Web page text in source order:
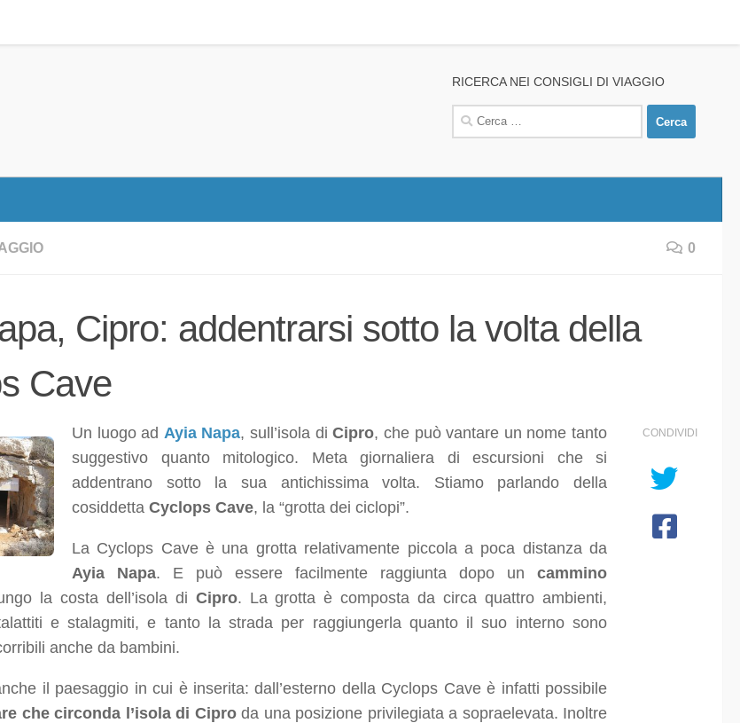
RICERCA NEI CONSIGLI DI VIAGGIO
Ricerca
per:
0
Cipro: addentrarsi sotto la volta della
Cave
Un luogo ad Ayia Napa, sull’isola diCipro, che può vantare un nome tanto
suggestivo quanto mitologico. Meta giornaliera di escursioni che si
addentrano sotto la sua antichissima volta. Stiamo parlando della
cosiddetta Cyclops Cave, la “grotta dei ciclopi”.
La Cyclops Cave è una grotta relativamente piccola a poca distanza da
Ayia Napa. E può essere facilmente raggiunta dopo un cammino
la costa dell’isola di Cipro. La grotta è composta da circa quattro ambienti,
e stalagmiti, e tanto la strada per raggiungerla quanto il suo interno sono
anche da bambini.
il paesaggio in cui è inserita: dall’esterno della Cyclops Cave è infatti possibile
che circonda l’isola di Ciproda una posizione privilegiata a sopraelevata. Inoltre
CONDIVIDI